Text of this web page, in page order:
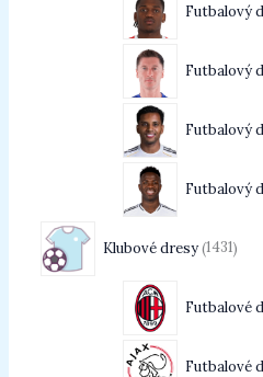
Futbalový
Futbalový
Futbalový
Futbalový
Klubové dresy 1431
Futbalové
Futbalové